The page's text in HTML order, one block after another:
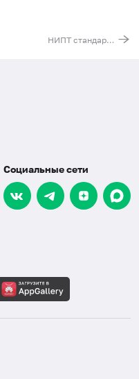
НИПТ стандартная панель (анеуплоидии 13, 18, 21, X, Y хромосом)
Социальные сети